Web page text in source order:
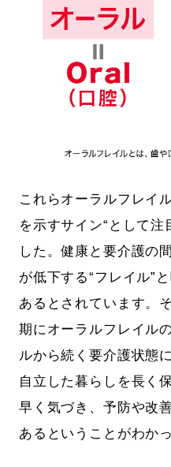
これらオーラルフレイ
を示すサイン“として注
した。健康と要介護の
が低下する“フレイル”
あるとされています。
期にオーラルフレイル
ルから続く要介護状態
自立した暮らしを長く
早く気づき、予防や改
あるということがわか